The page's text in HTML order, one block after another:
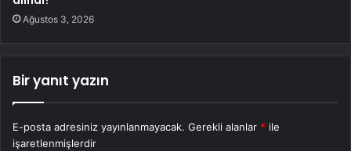
Ağustos 3, 2026
Bir yanıt yazın
E-posta adresiniz yayınlanmayacak. Gerekli alanlar * ile
işaretlenmişlerdir